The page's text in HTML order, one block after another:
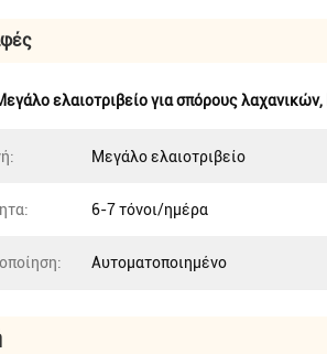
ελαιοτριβείο για σπόρους λαχανικών,
Μεγάλο ελαιοτριβείο
6-7 τόνοι/ημέρα
Αυτοματοποιημένο